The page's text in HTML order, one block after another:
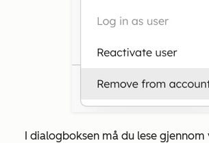
I dialogboksen må du lese gjennom